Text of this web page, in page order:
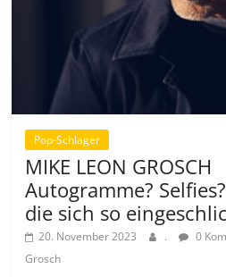
Pop-Schlager
MIKE LEON GROSCH
Autogramme?
die sich so
20. November 2023 . 0
Grosch